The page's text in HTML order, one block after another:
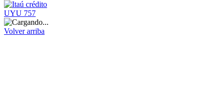
UYU 757
Volver arriba